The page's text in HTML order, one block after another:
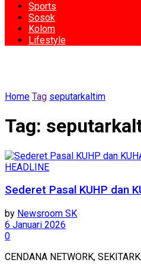
Sports
Sosok
Kolom
Lifestyle
Home Tag seputarkaltim
Tag:
HEADLINE
Sederet Pasal KUHP dan
by Newsroom SK
6 Januari 2026
0
CENDANA NETWORK,